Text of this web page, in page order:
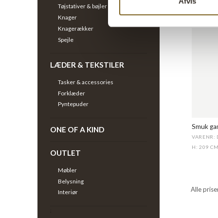
Tøjstativer & bøjler
Knager
Knagerækker
Spejle
LÆDER & TEKSTILER
Tasker & accessories
Forklæder
Pyntepuder
ONE OF A KIND
OUTLET
Møbler
Belysning
Interiør
H: 22 CM
Smuk
VARENR:
H: 209 CM
Alle